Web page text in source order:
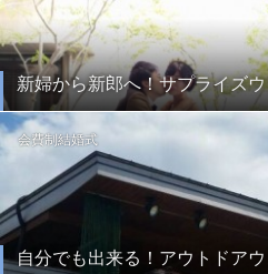
新婦から新郎へ！サプライズ
自分でも出来る！アウトドア
会費制結婚式